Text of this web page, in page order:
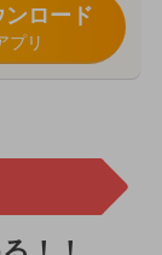
ンロード
プリ